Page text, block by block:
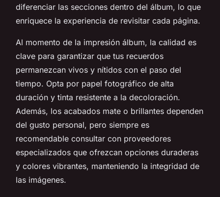
diferenciar las secciones dentro del álbum, lo que
enriquece la experiencia de revisitar cada página.
Al momento de la impresión álbum, la calidad es
clave para garantizar que tus recuerdos
permanezcan vivos y nítidos con el paso del
tiempo. Opta por papel fotográfico de alta
duración y tinta resistente a la decoloración.
Además, los acabados mate o brillantes dependen
del gusto personal, pero siempre es
recomendable consultar con proveedores
especializados que ofrezcan opciones duraderas
y colores vibrantes, manteniendo la integridad de
las imágenes.